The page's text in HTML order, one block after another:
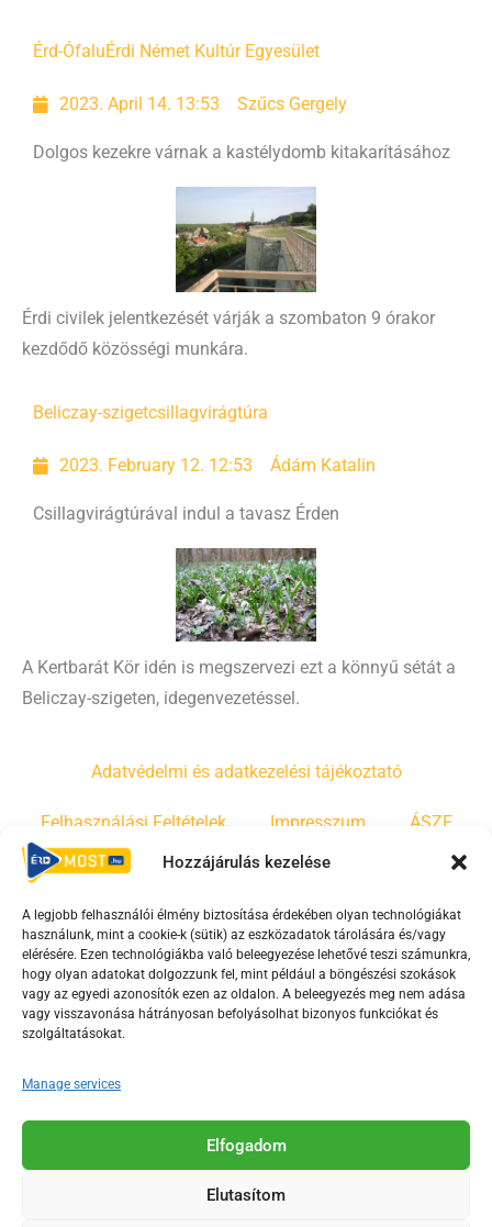
Hozzájárulás kezelése
A legjobb felhasználói élmény biztosítása érdekében olyan technológiákat
használunk, mint a cookie-k (sütik) az eszközadatok tárolására és/vagy
elérésére. Ezen technológiákba való beleegyezése lehetővé teszi számunkra,
hogy olyan adatokat dolgozzunk fel, mint például a böngészési szokások
vagy az egyedi azonosítók ezen az oldalon. A beleegyezés meg nem adása
vagy visszavonása hátrányosan befolyásolhat bizonyos funkciókat és
szolgáltatásokat.
Manage services
Elfogadom
Elutasítom
Érd-ÓfaluÉrdi Német Kultúr Egyesület
2023. April 14. 13:53 Szűcs Gergely
Dolgos kezekre várnak a kastélydomb kitakarításához
Érdi civilek jelentkezését várják a szombaton 9 órakor
kezdődő közösségi munkára.
Beliczay-szigetcsillagvirágtúra
2023. February 12. 12:53 Ádám Katalin
Csillagvirágtúrával indul a tavasz Érden
A Kertbarát Kör idén is megszervezi ezt a könnyű sétát a
Beliczay-szigeten, idegenvezetéssel.
Adatvédelmi és adatkezelési tájékoztató
Felhasználási Feltételek Impresszum ÁSZF
Irányelvek Moderálási szabályzat
F
a
c
e
o
o
-
Y
o
u
t
b
e
s
T
i
k
Az Érd Média médiaszolgáltatási tevékenységét a
Médiatanács a Magyar Média Mecenatúra program